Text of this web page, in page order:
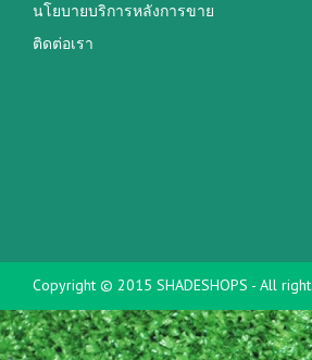
นโยบายบริการหลังการขาย
ติดต่อเรา
Copyright © 2015 SHADESHOPS - All